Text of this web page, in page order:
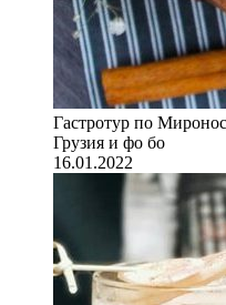
Гастротур по
Грузия и фо бо
16.01.2022